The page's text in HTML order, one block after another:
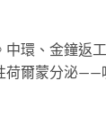
環、金鐘返
爾蒙分泌